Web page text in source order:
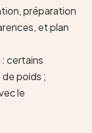
préparation
et plan
: certains
poids ;
le